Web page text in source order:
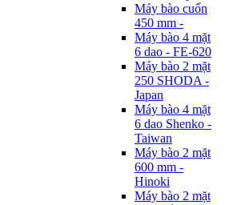
Máy bào cuốn
450 mm -
Máy bào 4 mặt
6 dao - FE-620
Máy bào 2 mặt
250 SHODA -
Japan
Máy bào 4 mặt
6 dao Shenko -
Taiwan
Máy bào 2 mặt
600 mm -
Hinoki
Máy bào 2 mặt